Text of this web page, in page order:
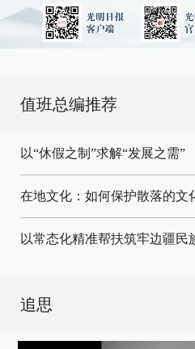
值班总编推荐
以“休假之制”求解“发展之需”
在地文化：如何保护散落的文
以常态化精准帮扶筑牢边疆民
追思